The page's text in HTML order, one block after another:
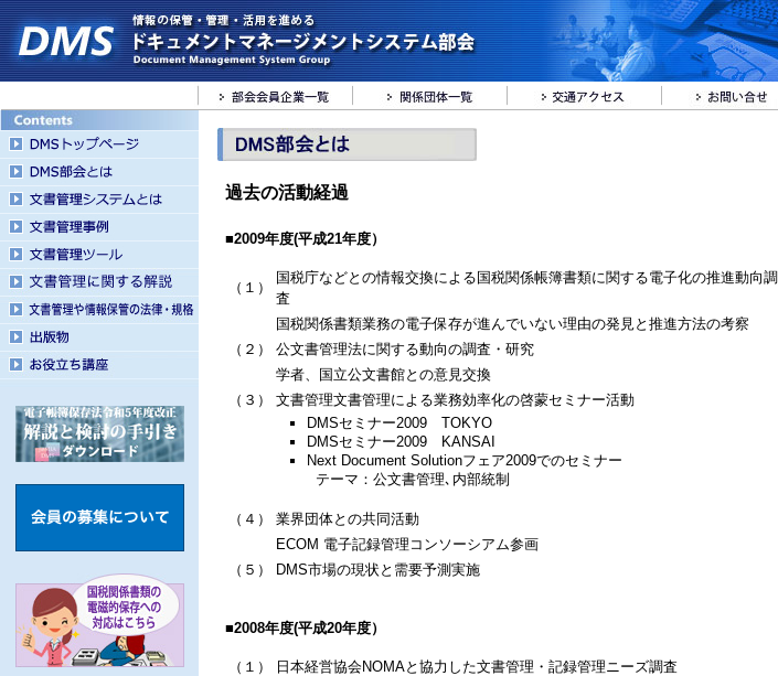
過去の活動経過
■2009年度(平成21年度）
（１）
国税庁などとの情報交換による国税関係帳簿書類に関する電子化の推進動向調
査
国税関係書類業務の電子保存が進んでいない理由の発見と推進方法の考察
（２）
公文書管理法に関する動向の調査・研究
学者、国立公文書館との意見交換
（３）
文書管理文書管理による業務効率化の啓蒙セミナー活動
DMSセミナー2009 TOKYO
DMSセミナー2009 KANSAI
Next Document Solutionフェア2009でのセミナー
テーマ：公文書管理､内部統制
（４）
業界団体との共同活動
ECOM 電子記録管理コンソーシアム参画
（５）
DMS市場の現状と需要予測実施
■2008年度(平成20年度）
（１）
日本経営協会NOMAと協力した文書管理・記録管理ニーズ調査